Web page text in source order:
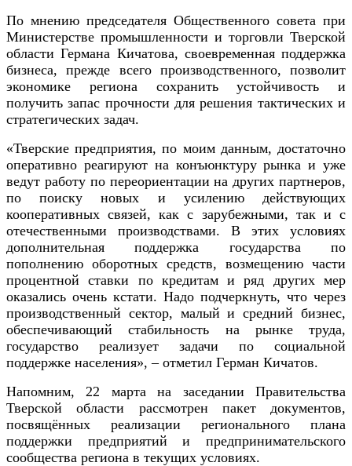
По мнению председателя Общественного совета при
Министерстве промышленности и торговли Тверской
области Германа Кичатова, своевременная поддержка
бизнеса, прежде всего производственного, позволит
экономике региона сохранить устойчивость и
получить запас прочности для решения тактических и
стратегических задач.
«Тверские предприятия, по моим данным, достаточно
оперативно реагируют на конъюнктуру рынка и уже
ведут работу по переориентации на других партнеров,
по поиску новых и усилению действующих
кооперативных связей, как с зарубежными, так и с
отечественными производствами. В этих условиях
дополнительная поддержка государства по
пополнению оборотных средств, возмещению части
процентной ставки по кредитам и ряд других мер
оказались очень кстати. Надо подчеркнуть, что через
производственный сектор, малый и средний бизнес,
обеспечивающий стабильность на рынке труда,
государство реализует задачи по социальной
поддержке населения», – отметил Герман Кичатов.
Напомним, 22 марта на заседании Правительства
Тверской области рассмотрен пакет документов,
посвящённых реализации регионального плана
поддержки предприятий и предпринимательского
сообщества региона в текущих условиях.